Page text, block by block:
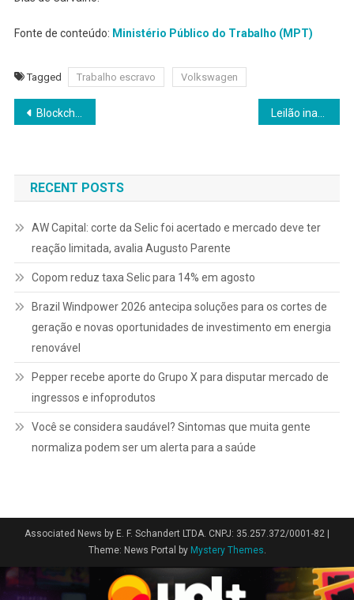
Fonte de conteúdo: Ministério Público do Trabalho (MPT)
Tagged Trabalho escravo Volkswagen
Navegação
Post
Blockchain, além das criptomoedas, está na logística Leilão inaugural do N-COTAS movimenta 200 mil reais
RECENT POSTS
AW Capital: corte da Selic foi acertado e mercado deve ter
reação limitada, avalia Augusto Parente
Copom reduz taxa Selic para 14% em agosto
Brazil Windpower 2026 antecipa soluções para os cortes de
geração e novas oportunidades de investimento em energia
renovável
Pepper recebe aporte do Grupo X para disputar mercado de
ingressos e infoprodutos
Você se considera saudável? Sintomas que muita gente
normaliza podem ser um alerta para a saúde
Associated News by E. F. Schandert LTDA. CNPJ: 35.257.372/0001-82
Theme: News Portal by Mystery Themes.